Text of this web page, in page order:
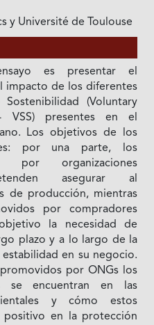
y Université de Toulouse
es presentar el
impacto de los diferentes
Sostenibilidad (Voluntary
VSS) presentes en el
Los objetivos de los
por una parte, los
por organizaciones
asegurar al
de producción, mientras
por compradores
la necesidad de
plazo y a lo largo de la
en su negocio.
por ONGs los
se encuentran en las
y cómo estos
positivo en la protección